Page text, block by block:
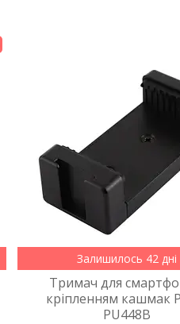
Залишилось 42 дні
Тримач для
кріпленням кашмак
PU448B